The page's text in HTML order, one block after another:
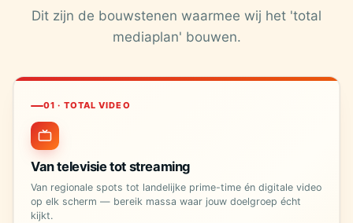
Dit zijn de bouwstenen waarmee wij het 'total
mediaplan' bouwen.
01 · TOTAL VIDEO
Van televisie tot streaming
Van regionale spots tot landelijke prime-time én digitale video
op elk scherm — bereik massa waar jouw doelgroep écht
kijkt.